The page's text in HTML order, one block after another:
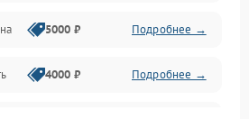
5000 ₽ Подробнее →
4000 ₽ Подробнее →